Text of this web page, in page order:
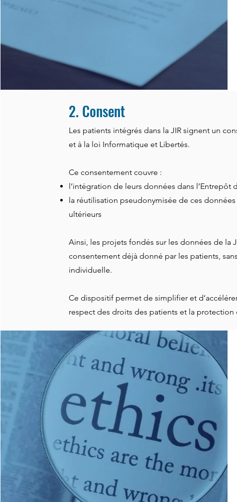
2. Consent
Les patients intégrés dans la JIR signent un
et à la loi Informatique et Libertés.
Ce consentement couvre :
l’intégration de leurs données dans l’Entrepôt
la réutilisation pseudonymisée de ces
ultérieurs
Ainsi, les projets fondés sur les données de la
consentement déjà donné par les patients,
individuelle.
Ce dispositif permet de simplifier et
respect des droits des patients et la protection